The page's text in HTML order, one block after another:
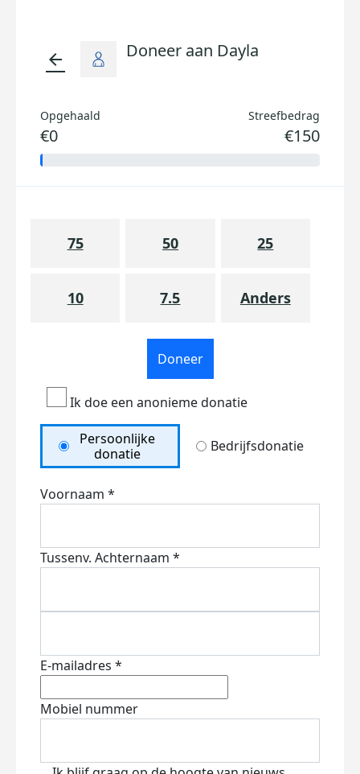
arrow_back Doneer aan Dayla
Opgehaald
€0
Streefbedrag
€150
75 50 25
10 7.5 Anders
Doneer
Ik doe een anonieme donatie
Persoonlijke
donatie
Bedrijfsdonatie
Voornaam *
Tussenv. Achternaam *
E-mailadres *
Mobiel nummer